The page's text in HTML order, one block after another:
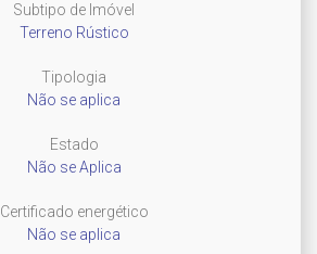
Subtipo de Imóvel
Terreno Rústico
Tipologia
Não se aplica
Estado
Não se Aplica
Certificado energético
Não se aplica